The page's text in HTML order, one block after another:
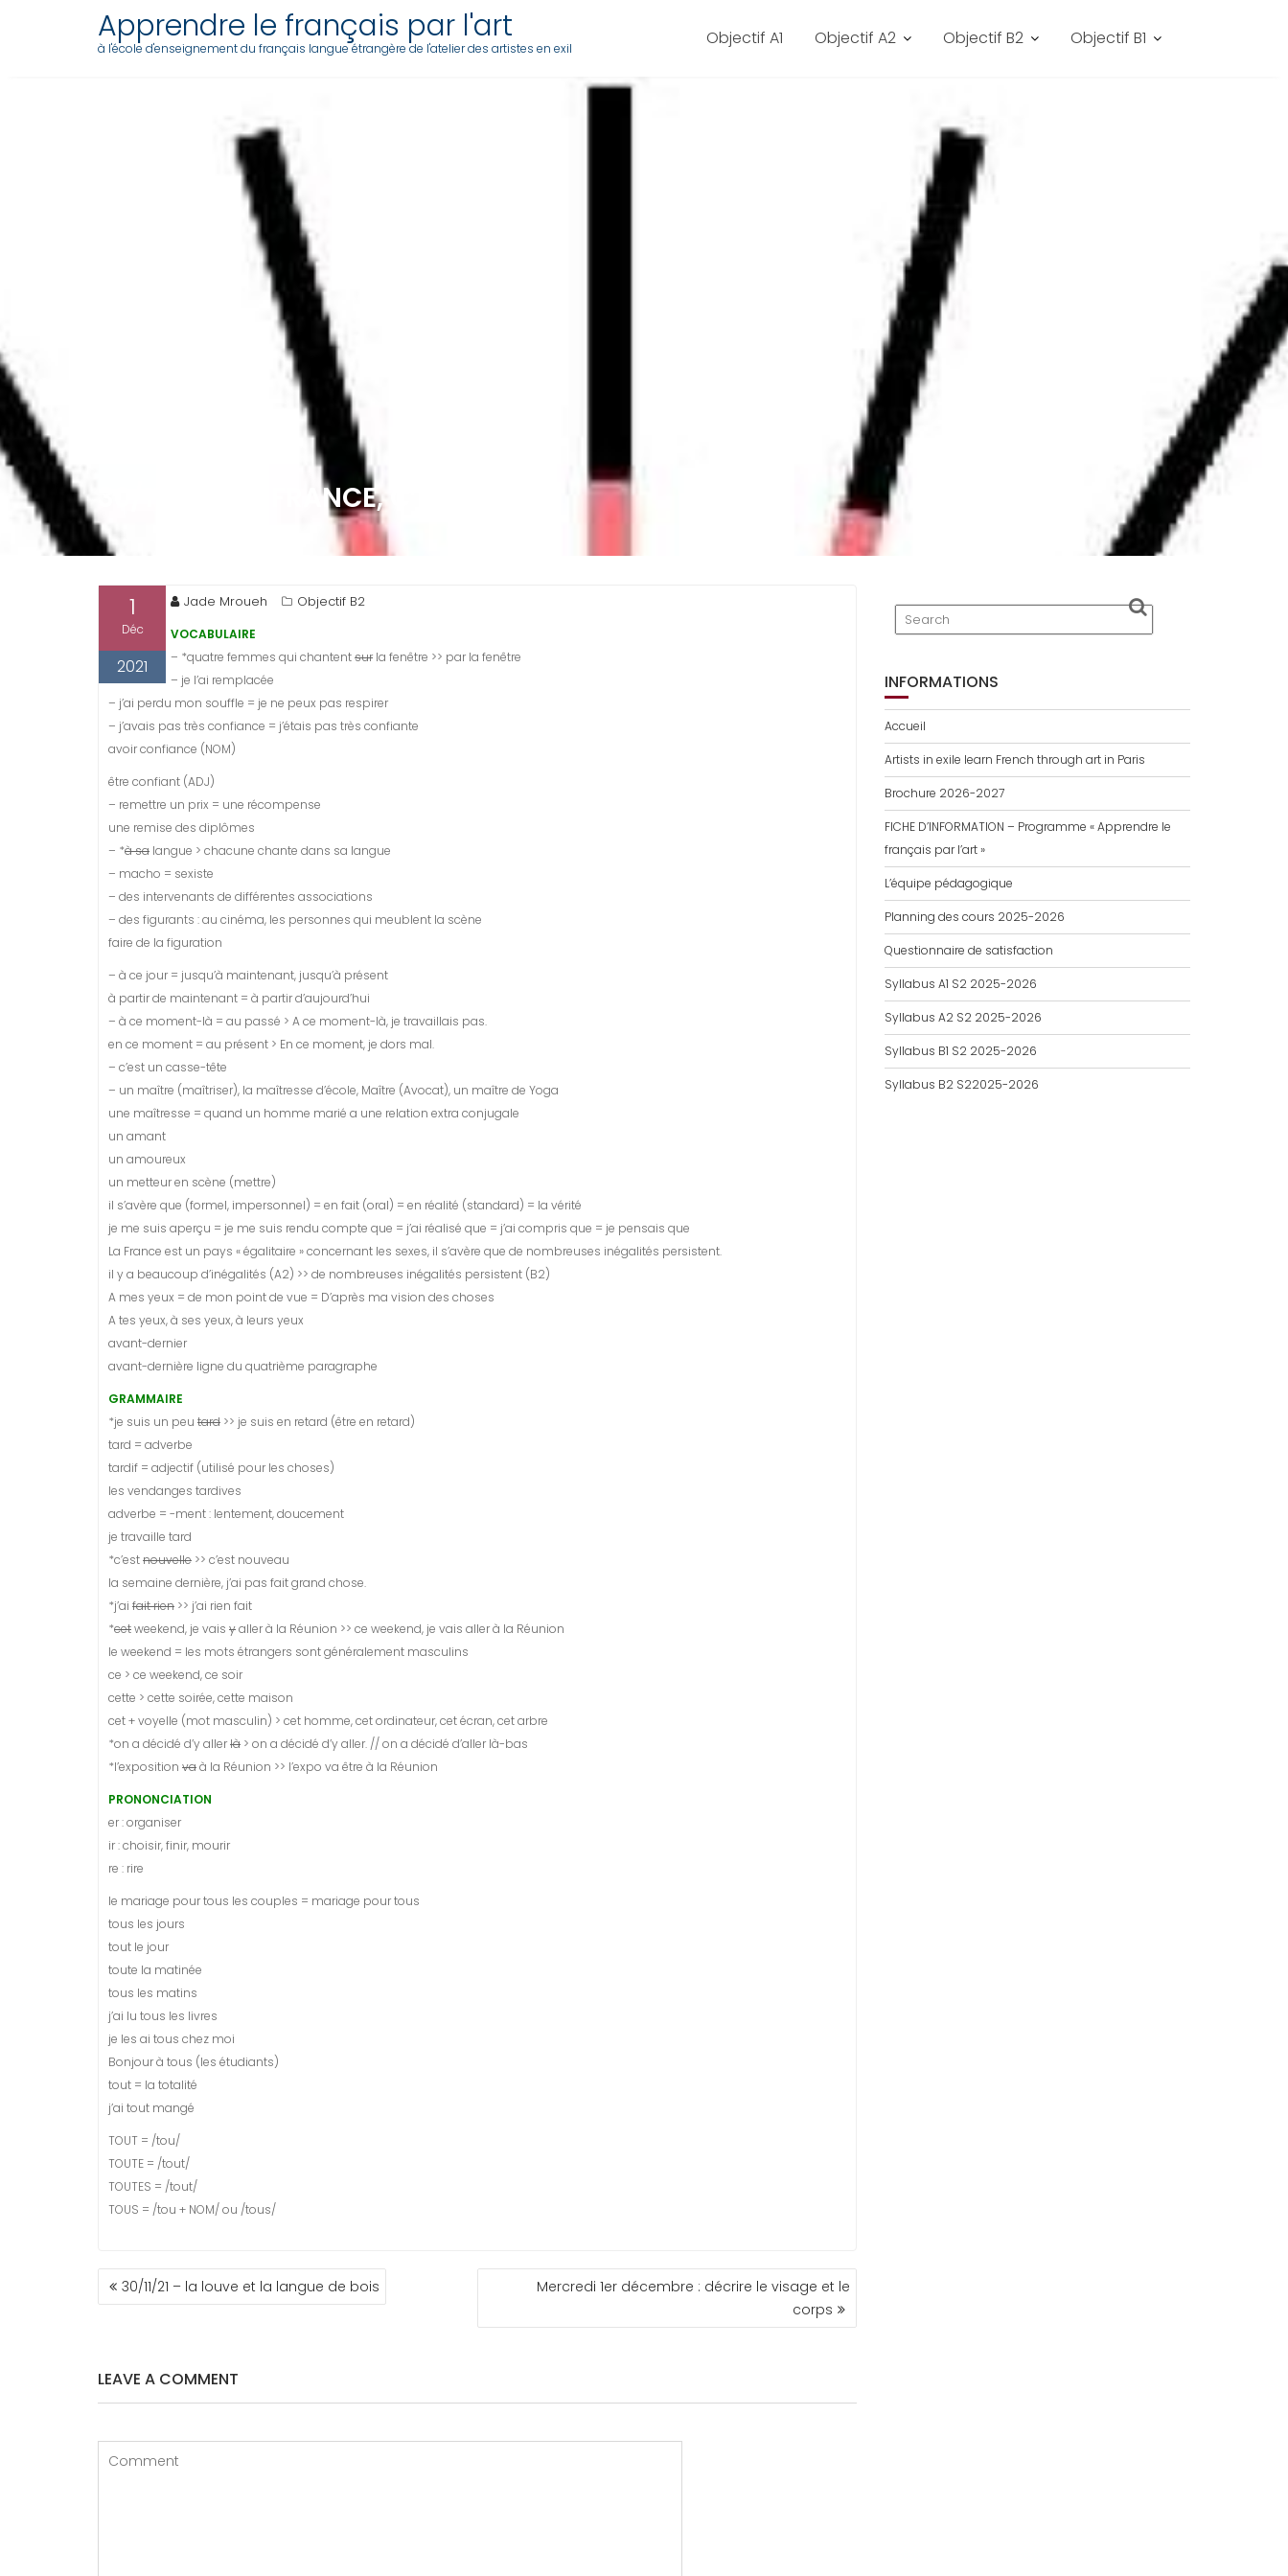
Apprendre le français par l'art
à l'école d'enseignement du français langue étrangère de l'atelier des artistes en exil Objectif A1 Objectif A2 Objectif B2 Objectif B1
30/11/21 – LA FRANCE, C’EST QUOI ?
1
Déc
2021
Jade Mroueh Objectif B2
VOCABULAIRE
– *quatre femmes qui chantentsur la fenêtre >> par la fenêtre
– je l’ai remplacée
– j’ai perdu mon souffle = je ne peux pas respirer
– j’avais pas très confiance = j’étais pas très confiante
avoir confiance (NOM)
être confiant (ADJ)
– remettre un prix = une récompense
une remise des diplômes
– *à sa langue > chacune chante dans sa langue
– macho = sexiste
– des intervenants de différentes associations
– des figurants : au cinéma, les personnes qui meublent la scène
faire de la figuration
– à ce jour = jusqu’à maintenant, jusqu’à présent
à partir de maintenant = à partir d’aujourd’hui
– à ce moment-là = au passé > A ce moment-là, je travaillais pas.
en ce moment = au présent > En ce moment, je dors mal.
– c’est un casse-tête
– un maître (maîtriser), la maîtresse d’école, Maître (Avocat), un maître de Yoga
une maîtresse = quand un homme marié a une relation extra conjugale
un amant
un amoureux
un metteur en scène (mettre)
il s’avère que (formel, impersonnel) = en fait (oral) = en réalité (standard) = la vérité
je me suis aperçu = je me suis rendu compte que = j’ai réalisé que = j’ai compris que = je pensais que
La France est un pays « égalitaire » concernant les sexes, il s’avère que de nombreuses inégalités persistent.
il y a beaucoup d’inégalités (A2) >> de nombreuses inégalités persistent (B2)
A mes yeux = de mon point de vue = D’après ma vision des choses
A tes yeux, à ses yeux, à leurs yeux
avant-dernier
avant-dernière ligne du quatrième paragraphe
GRAMMAIRE
*je suis un peu tard >> je suis en retard (être en retard)
tard = adverbe
tardif = adjectif (utilisé pour les choses)
les vendanges tardives
adverbe = -ment : lentement, doucement
je travaille tard
*c’estnouvelle >> c’est nouveau
la semaine dernière, j’ai pas fait grand chose.
*j’ai fait rien >> j’ai rien fait
*cetweekend, je vais yaller à la Réunion >> ce weekend, je vais aller à la Réunion
le weekend = les mots étrangers sont généralement masculins
ce > ce weekend, ce soir
cette > cette soirée, cette maison
cet + voyelle (mot masculin) > cet homme, cet ordinateur, cet écran, cet arbre
*on a décidé d’y allerlà > on a décidé d’y aller. // on a décidé d’aller là-bas
*l’exposition vaà la Réunion >> l’expo va être à la Réunion
PRONONCIATION
er : organiser
ir : choisir, finir, mourir
re : rire
le mariage pour tous les couples = mariage pour tous
tous les jours
tout le jour
toute la matinée
tous les matins
j’ai lu tous les livres
je les ai tous chez moi
Bonjour à tous (les étudiants)
tout = la totalité
j’ai tout mangé
TOUT = /tou/
TOUTE = /tout/
TOUTES = /tout/
TOUS = /tou + NOM/ ou /tous/
NAVIGATION
DE30/11/21 – la louve et la langue de bois
Mercredi 1er décembre : décrire le visage et le
corps
LEAVE A COMMENT
INFORMATIONS
Accueil
Artists in exile learn French through art in Paris
Brochure 2026-2027
FICHE D’INFORMATION – Programme « Apprendre le
français par l’art »
L’équipe pédagogique
Planning des cours 2025-2026
Questionnaire de satisfaction
Syllabus A1 S2 2025-2026
Syllabus A2 S2 2025-2026
Syllabus B1 S2 2025-2026
Syllabus B2 S22025-2026